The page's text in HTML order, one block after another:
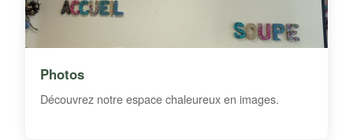
Photos
Découvrez notre espace chaleureux en images.